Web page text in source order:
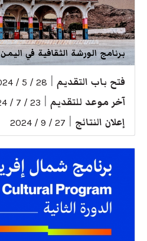
برنامج الورشة الثقافية في اليمن
فتح باب التقديم 28 / 5 / 2024
آخر موعد للتقديم 23 / 7 / 2024
إعلان النتائج 27 / 9 / 2024